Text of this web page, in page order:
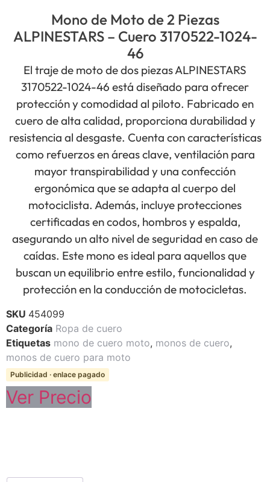
Mono de Moto de 2 Piezas
ALPINESTARS – Cuero 3170522-1024-
46
El traje de moto de dos piezas ALPINESTARS
3170522-1024-46 está diseñado para ofrecer
protección y comodidad al piloto. Fabricado en
cuero de alta calidad, proporciona durabilidad y
resistencia al desgaste. Cuenta con características
como refuerzos en áreas clave, ventilación para
mayor transpirabilidad y una confección
ergonómica que se adapta al cuerpo del
motociclista. Además, incluye protecciones
certificadas en codos, hombros y espalda,
asegurando un alto nivel de seguridad en caso de
caídas. Este mono es ideal para aquellos que
buscan un equilibrio entre estilo, funcionalidad y
protección en la conducción de motocicletas.
SKU 454099
Categoría Ropa de cuero
Etiquetas mono de cuero moto, monos de cuero,
monos de cuero para moto
Publicidad · enlace pagado
Ver Precio